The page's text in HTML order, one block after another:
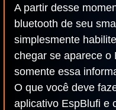
A partir desse
bluetooth de seu
simplesmente
chegar se aparece o
somente essa
O que você deve
aplicativo EspBlufi e